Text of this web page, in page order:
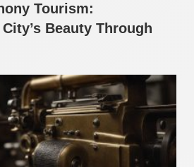
Tourism:
Beauty Through